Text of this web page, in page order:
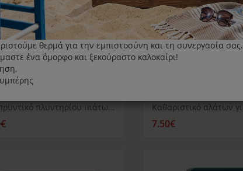
Λαμπρυντικό πλυντηρίου πιάτων Aeg 300 ML
7.50€
θερμά για την εμπιστοσύνη και τη συνεργασία σας.
ένα όμορφο και ξεκούραστο καλοκαίρι!